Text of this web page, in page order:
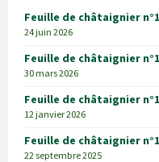
Feuille de châtaignier
24 juin 2026
Feuille de châtaignier
30 mars 2026
Feuille de châtaignier
12 janvier 2026
Feuille de châtaignier
22 septembre 2025